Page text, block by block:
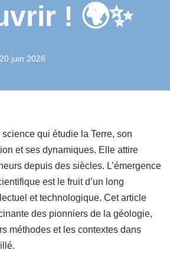
! 🌍✨
20 juin 2026
science qui étudie la Terre, son
et ses dynamiques. Elle attire
depuis des siècles. L’émergence
est le fruit d’un long
et technologique. Cet article
des pionniers de la géologie,
méthodes et les contextes dans